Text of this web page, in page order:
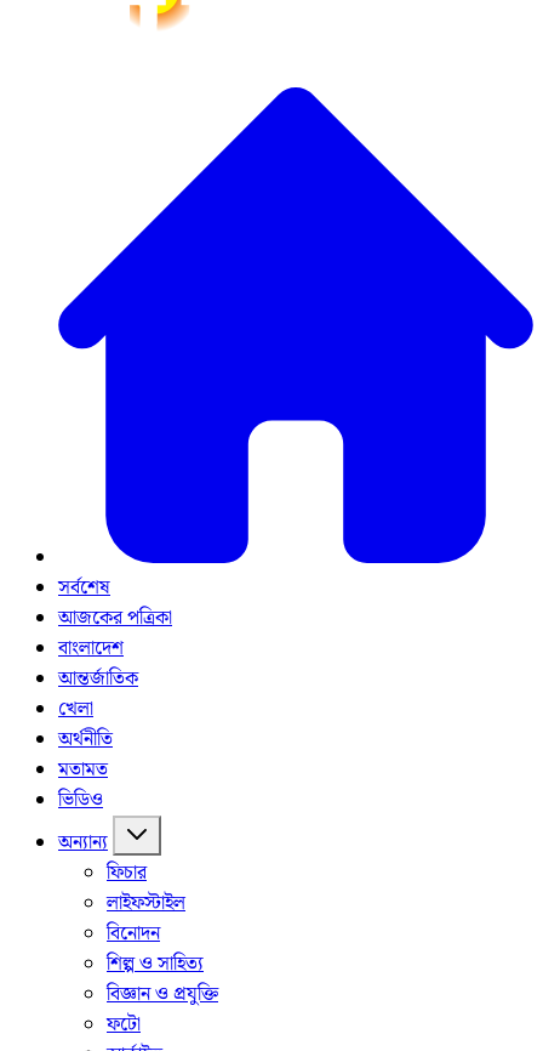
সর্বশেষ
আজকের পত্রিকা
বাংলাদেশ
আন্তর্জাতিক
খেলা
অর্থনীতি
মতামত
ভিডিও
অন্যান্য
ফিচার
লাইফস্টাইল
বিনোদন
শিল্প ও সাহিত্য
বিজ্ঞান ও প্রযুক্তি
ফটো